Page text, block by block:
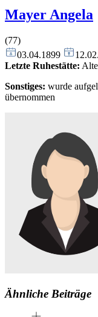
Friedhof Böhlerwerk
der virtuelle Friedhof
Mayer Angela
(77)
03.04.1899
Letzte Ruhestätte:
Sonstiges: wurde
übernommen
Ähnliche Beiträge